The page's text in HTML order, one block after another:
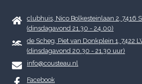
clubhuis, Nico Bolkesteinlaan 2, 7416
(dinsdagavond 21.30 - 24.00)
de Scheg, Piet van Donkplein 1, 7422
(dinsdagavond 20.30 - 21.30 uur)
info@cousteau.nl
Facebook